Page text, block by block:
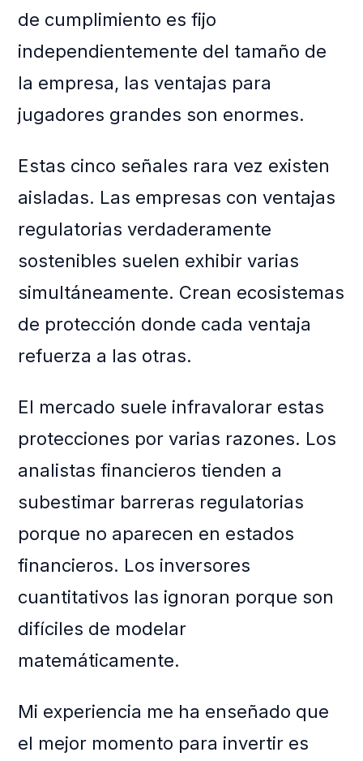
de cumplimiento es fijo
independientemente del tamaño de
la empresa, las ventajas para
jugadores grandes son enormes.
Estas cinco señales rara vez existen
aisladas. Las empresas con ventajas
regulatorias verdaderamente
sostenibles suelen exhibir varias
simultáneamente. Crean ecosistemas
de protección donde cada ventaja
refuerza a las otras.
El mercado suele infravalorar estas
protecciones por varias razones. Los
analistas financieros tienden a
subestimar barreras regulatorias
porque no aparecen en estados
financieros. Los inversores
cuantitativos las ignoran porque son
difíciles de modelar
matemáticamente.
Mi experiencia me ha enseñado que
el mejor momento para invertir es